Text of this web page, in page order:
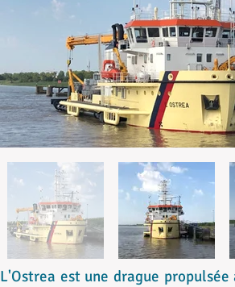
L'Ostrea est une drague propulsée